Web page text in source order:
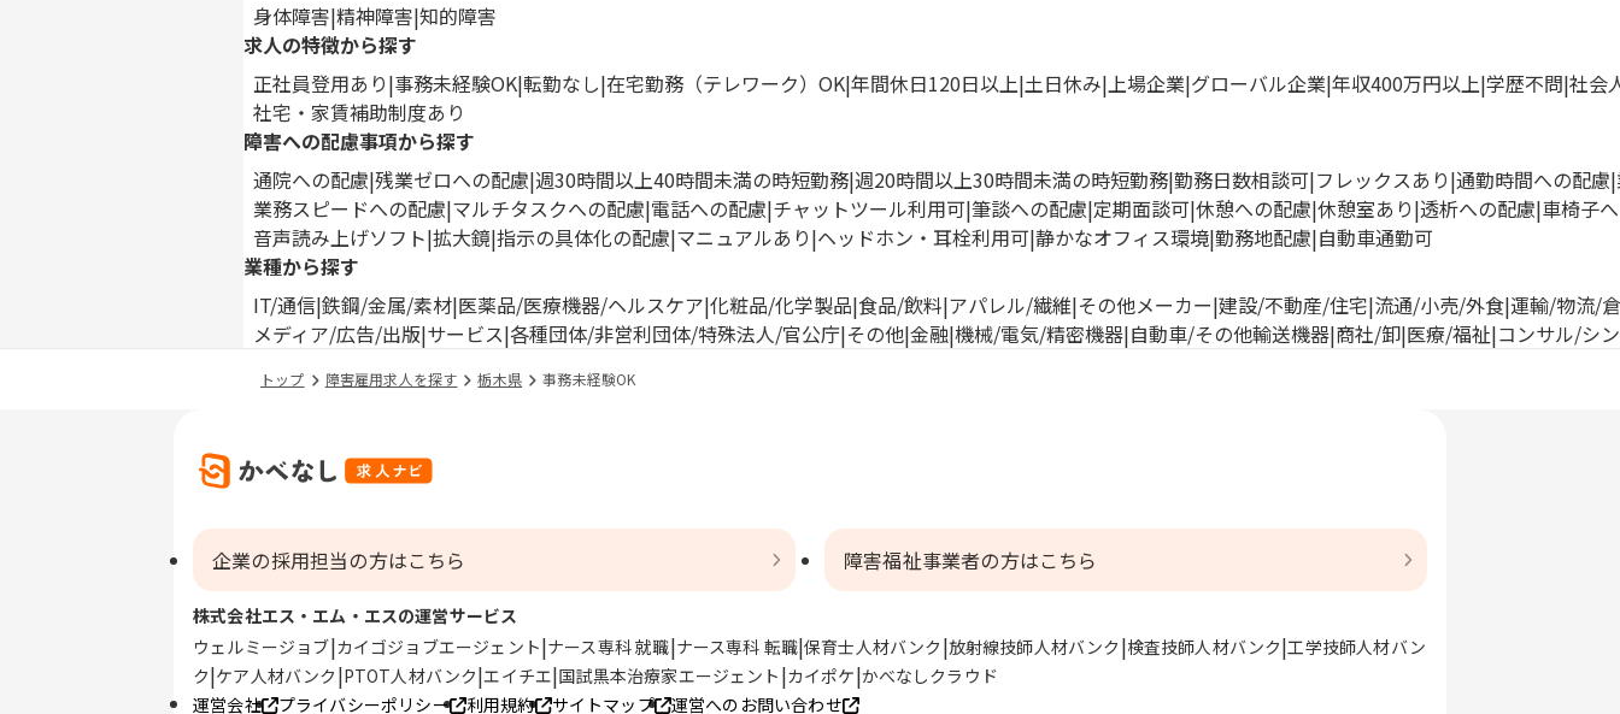
身体障害 精神障害 知的障害
求人の特徴から探す
正社員登用あり 事務未経験OK 転勤なし 在宅勤務（テレワーク）OK 年間休日120日以上 土日休み 上場企業 グローバル企業 年収400万円以上 学歴不問 社会
社宅・家賃補助制度あり
障害への配慮事項から探す
通院への配慮 残業ゼロへの配慮 週30時間以上40時間未満の時短勤務 週20時間以上30時間未満の時短勤務 勤務日数相談可 フレックスあり 通勤時間への配慮
業務スピードへの配慮 マルチタスクへの配慮 電話への配慮 チャットツール利用可 筆談への配慮 定期面談可 休憩への配慮 休憩室あり 透析への配慮 車椅子
音声読み上げソフト 拡大鏡 指示の具体化の配慮 マニュアルあり ヘッドホン・耳栓利用可 静かなオフィス環境 勤務地配慮 自動車通勤可
業種から探す
IT/通信 鉄鋼/金属/素材 医薬品/医療機器/ヘルスケア 化粧品/化学製品 食品/飲料 アパレル/繊維 その他メーカー 建設/不動産/住宅 流通/小売/外食 運輸/物流/
メディア/広告/出版 サービス 各種団体/非営利団体/特殊法人/官公庁 その他 金融 機械/電気/精密機器 自動車/その他輸送機器 商社/卸 医療/福祉 コンサル/シ
トップ 障害雇用求人を探す 栃木県 事務未経験OK
企業の採用担当の方はこちら 障害福祉事業者の方はこちら
株式会社エス・エム・エスの運営サービス
ウェルミージョブ カイゴジョブエージェント ナース専科 就職 ナース専科 転職 保育士人材バンク 放射線技師人材バンク 検査技師人材バンク 工学技師人材バン
ク ケア人材バンク PTOT人材バンク エイチエ 国試黒本治療家エージェント カイポケ かべなしクラウド
運営会社
プライバシーポリシー 利用規約 サイトマップ 運営へのお問い合わせ